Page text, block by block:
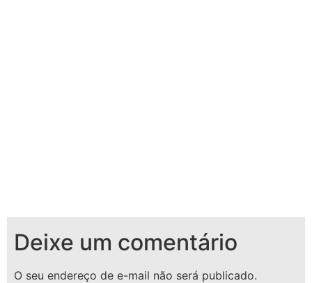
Deixe um comentário
O seu endereço de e-mail não será publicado.